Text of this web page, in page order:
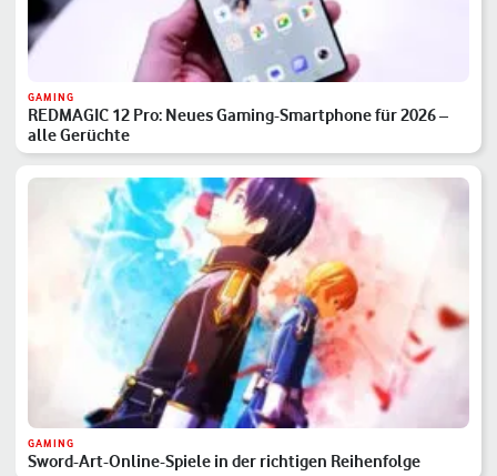
GAMING
REDMAGIC 12 Pro: Neues Gaming-Smartphone für 2026 –
alle Gerüchte
GAMING
Sword-Art-Online-Spiele in der richtigen Reihenfolge